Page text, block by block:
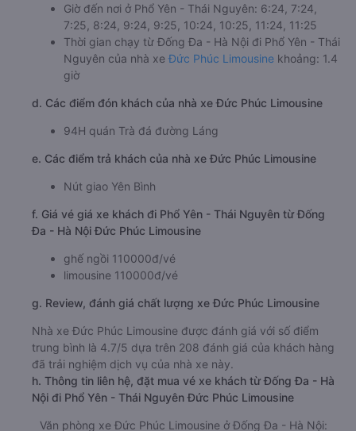
Giờ đến nơi ở Phổ Yên - Thái Nguyên: 6:24, 7:24,
7:25, 8:24, 9:24, 9:25, 10:24, 10:25, 11:24, 11:25
Thời gian chạy từ Đống Đa - Hà Nội đi Phổ Yên - Thái
Nguyên của nhà xe Đức Phúc Limousine khoảng: 1.4
giờ
d. Các điểm đón khách của nhà xe Đức Phúc Limousine
94H quán Trà đá đường Láng
e. Các điểm trả khách của nhà xe Đức Phúc Limousine
Nút giao Yên Bình
f. Giá vé giá xe khách đi Phổ Yên - Thái Nguyên từ Đống
Đa - Hà Nội Đức Phúc Limousine
ghế ngồi 110000đ/vé
limousine 110000đ/vé
g. Review, đánh giá chất lượng xe Đức Phúc Limousine
Nhà xe Đức Phúc Limousine được đánh giá với số điểm
trung bình là 4.7/5 dựa trên 208 đánh giá của khách hàng
đã trải nghiệm dịch vụ của nhà xe này.
h. Thông tin liên hệ, đặt mua vé xe khách từ Đống Đa - Hà
Nội đi Phổ Yên - Thái Nguyên Đức Phúc Limousine
Văn phòng xe Đức Phúc Limousine ở Đống Đa - Hà Nội: